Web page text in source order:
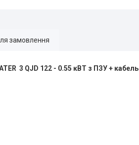
замовлення
3 QJD 122 - 0.55 кВТ з ПЗУ + кабель